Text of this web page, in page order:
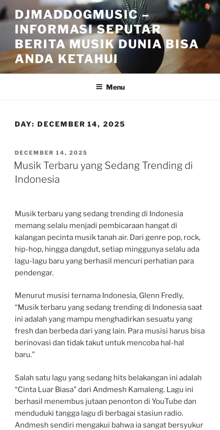
Skip
to
content
DJMADDOGMUSIC –
INFORMASI SEPUTAR
BERITA MUSIK DUNIA BISA
ANDA KETAHUI
Menu
DAY: DECEMBER 14, 2025
POSTED
ON
DECEMBER 14, 2025
Musik Terbaru yang Sedang Trending di
Indonesia
Musik terbaru yang sedang trending di Indonesia
memang selalu menjadi pembicaraan hangat di
kalangan pecinta musik tanah air. Dari genre pop, rock,
hip-hop, hingga dangdut, setiap minggunya selalu ada
lagu-lagu baru yang berhasil mencuri perhatian para
pendengar.
Menurut musisi ternama Indonesia, Glenn Fredly,
“Musik terbaru yang sedang trending di Indonesia saat
ini adalah yang mampu menghadirkan sesuatu yang
fresh dan berbeda dari yang lain. Para musisi harus bisa
berinovasi dan tidak takut untuk mencoba hal-hal
baru.”
Salah satu lagu yang sedang hits belakangan ini adalah
“Cinta Luar Biasa” dari Andmesh Kamaleng. Lagu ini
berhasil menembus jutaan penonton di YouTube dan
menduduki tangga lagu di berbagai stasiun radio.
Andmesh sendiri mengakui bahwa ia sangat bersyukur